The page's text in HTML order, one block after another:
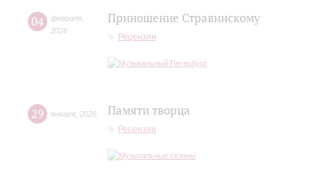
04 февраля
2026
Приношение Стравинскому
Рецензии
29 января 2026 Памяти творца
Рецензии